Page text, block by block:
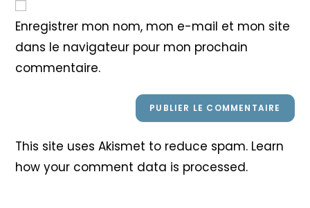
votre
site
(facultatif)
Enregistrer mon nom, mon e-mail et mon site
dans le navigateur pour mon prochain
commentaire.
This site uses Akismet to reduce spam. Learn
how your comment data is processed.